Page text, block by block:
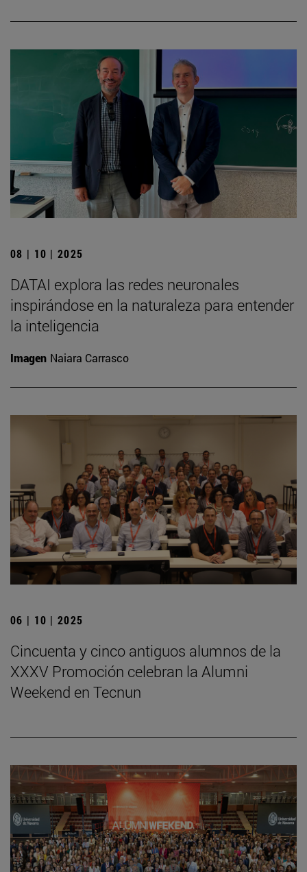
08 | 10 | 2025
DATAI explora las redes neuronales
inspirándose en la naturaleza para entender
la inteligencia
Imagen Naiara Carrasco
06 | 10 | 2025
Cincuenta y cinco antiguos alumnos de la
XXXV Promoción celebran la Alumni
Weekend en Tecnun